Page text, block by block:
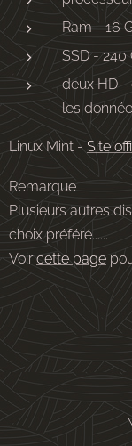
Ram - 16
SSD -
deux HD -
les
Linux Mint - Site
Remarque
Plusieurs autres
choix préféré......
Voircette page